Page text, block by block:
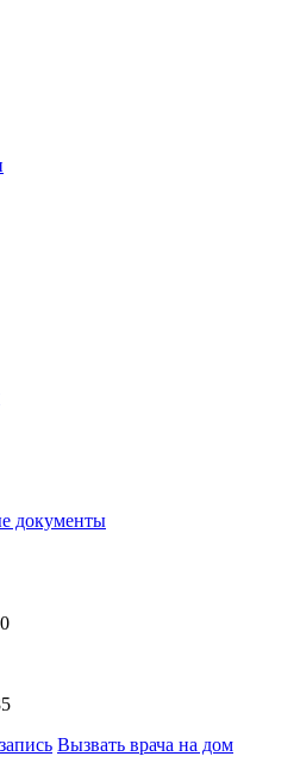
документы
Вызвать врача на дом